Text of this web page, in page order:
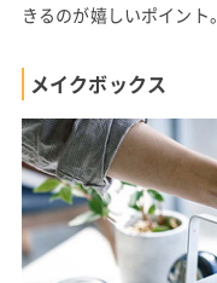
きるのが嬉しいポイント。
メイクボックス